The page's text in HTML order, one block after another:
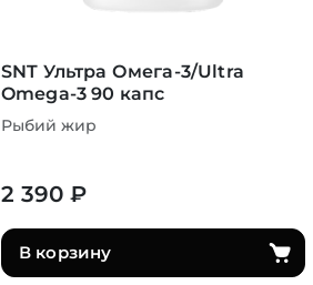
SNT Ультра Омега-3/Ultra
Omega-3 90 капс
Рыбий жир
2 390 ₽
В корзину